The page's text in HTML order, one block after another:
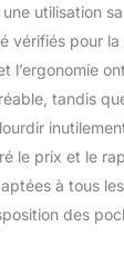
utilisation
vérifiés pour
l’ergonomie
tandis
le prix et le
à tous
des